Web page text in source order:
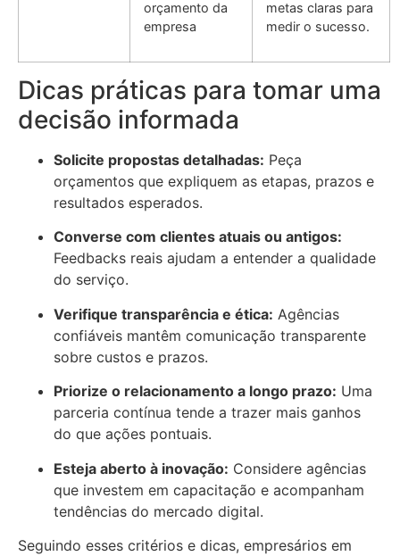
orçamento da
empresa
metas claras para
medir o sucesso.
Dicas práticas para tomar uma
decisão informada
Solicite propostas detalhadas: Peça
orçamentos que expliquem as etapas, prazos e
resultados esperados.
Converse com clientes atuais ou antigos:
Feedbacks reais ajudam a entender a qualidade
do serviço.
Verifique transparência e ética: Agências
confiáveis mantêm comunicação transparente
sobre custos e prazos.
Priorize o relacionamento a longo prazo: Uma
parceria contínua tende a trazer mais ganhos
do que ações pontuais.
Esteja aberto à inovação: Considere agências
que investem em capacitação e acompanham
tendências do mercado digital.
Seguindo esses critérios e dicas, empresários em